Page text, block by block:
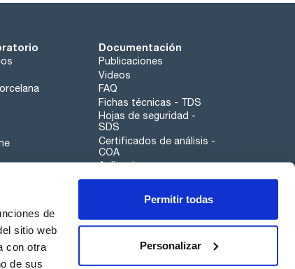
de
sitio web
con otra
de sus
Permitir todas
Personalizar
Documentación
Publicaciones
Videos
FAQ
Fichas técnicas - TDS
Hojas de seguridad -
SDS
Certificados de análisis -
COA
Aplicaciones
Tabla Periódica
Canal de denuncias